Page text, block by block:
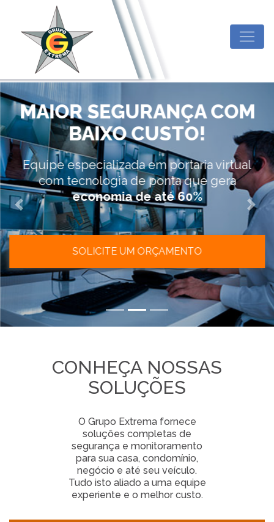
MAIOR SEGURANÇA COM
BAIXO CUSTO!
Equipe especializada em portaria virtual
com tecnologia de ponta que gera
economia de até 60%
SOLICITE UM ORÇAMENTO
Previous Next
CONHEÇA NOSSAS
SOLUÇÕES
O Grupo Extrema fornece
soluções completas de
segurança e monitoramento
para sua casa, condomínio,
negócio e até seu veículo.
Tudo isto aliado a uma equipe
experiente e o melhor custo.